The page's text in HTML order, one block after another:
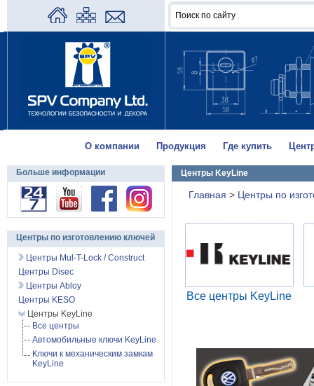
О компании Продукция Где купить
Центры KeyLine
Главная > Центры по
Все центры KeyLine
Больше информации
Центры по изготовлению ключей
Центры Mul-T-Lock / Construct
Центры Disec
Центры Abloy
Центры KESO
Центры KeyLine
Все центры
Автомобильные ключи KeyLine
Ключи к механическим замкам
KeyLine